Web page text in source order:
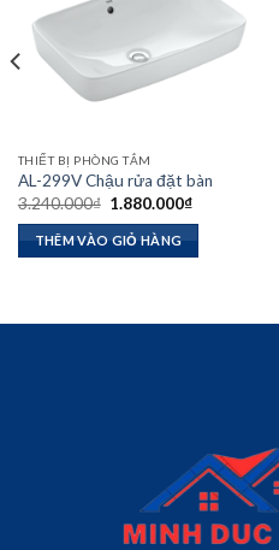
THIẾT BỊ PHÒNG TẮM
AL-299V Chậu rửa đặt bàn
3.240.000₫ Giá
là:
3.240.000₫.
1.880.000₫Giá
THÊM VÀO GIỎ HÀNG